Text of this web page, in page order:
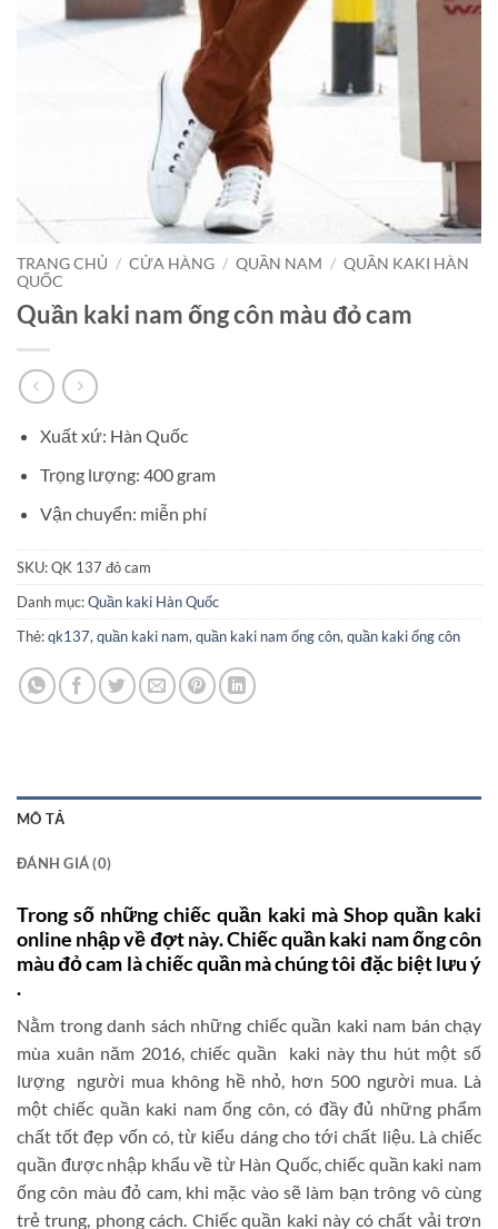
TRANG CHỦ / CỬA HÀNG / QUẦN NAM / QUẦN KAKI HÀN
QUỐC
Quần kaki nam ống côn màu đỏ cam
Xuất xứ: Hàn Quốc
Trọng lượng: 400 gram
Vận chuyển: miễn phí
SKU:QK 137 đỏ cam
Danh mục:Quần kaki Hàn Quốc
Thẻ:qk137,quần kaki nam,quần kaki nam ống côn,quần kaki ống côn
MÔ TẢ
ĐÁNH GIÁ (0)
Trong số những chiếc quần kaki mà Shop quần kaki
online nhập về đợt này. Chiếc quần kaki nam ống côn
màu đỏ cam là chiếc quần mà chúng tôi đặc biệt lưu ý
.
Nằm trong danh sách những chiếc quần kaki nam bán chạy
mùa xuân năm 2016, chiếc quần kaki này thu hút một số
lượng người mua không hề nhỏ, hơn 500 người mua. Là
một chiếc quần kaki nam ống côn, có đầy đủ những phẩm
chất tốt đẹp vốn có, từ kiểu dáng cho tới chất liệu. Là chiếc
quần được nhập khẩu về từ Hàn Quốc, chiếc quần kaki nam
ống côn màu đỏ cam, khi mặc vào sẽ làm bạn trông vô cùng
trẻ trung, phong cách. Chiếc quần kaki này có chất vải trơn